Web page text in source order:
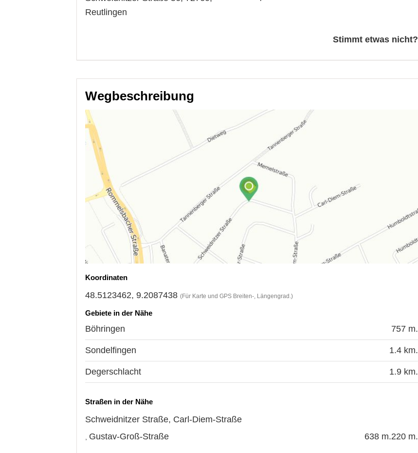
Reutlingen
Stimmt etwas nicht?
Wegbeschreibung
Koordinaten
48.5123462, 9.2087438 (Für Karte und GPS Breiten-, Längengrad.)
Gebiete in der Nähe
Böhringen 757 m.
Sondelfingen 1.4 km.
Degerschlacht 1.9 km.
Straßen in der Nähe
Schweidnitzer Straße, Carl-Diem-Straße
220 m.
Gustav-Groß-Straße 638 m.